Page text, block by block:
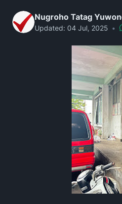
Nugroho Tatag
Updated: 04 Jul, 2025 •